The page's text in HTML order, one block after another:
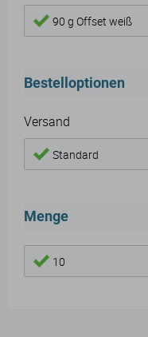
90 g Offset weiß
Bestelloptionen
Versand
Standard
Menge
10